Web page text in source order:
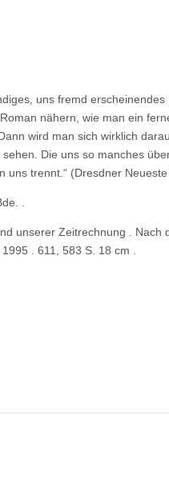
uns fremd
nähern, wie man ein
wird man sich wirklich
Die uns so manches
trennt.“ (Dresdner
.
unserer Zeitrechnung . Nach
. 611, 583 S. 18 cm .